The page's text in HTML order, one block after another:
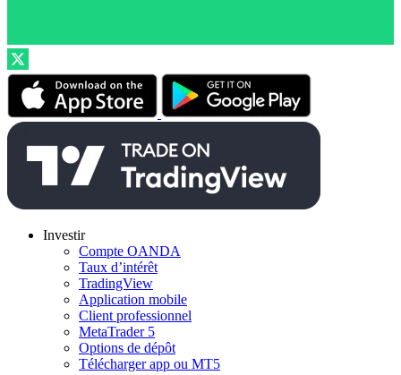
Investir
Compte OANDA
Taux d’intérêt
TradingView
Application mobile
Client professionnel
MetaTrader 5
Options de dépôt
Télécharger app ou MT5